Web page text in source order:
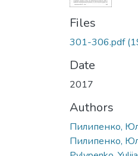
Files
301-306.pdf
Date
2017
Authors
Пилипенко,
Пилипенко,